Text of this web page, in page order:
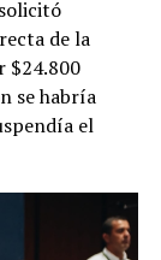
de la
$24.800
se habría
el